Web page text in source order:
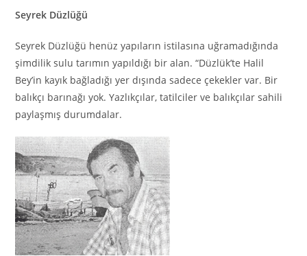
Seyrek Düzlüğü
Seyrek Düzlüğü henüz yapıların istilasına uğramadığında
şimdilik sulu tarımın yapıldığı bir alan. “Düzlük’te Halil
Bey’in kayık bağladığı yer dışında sadece çekekler var. Bir
balıkçı barınağı yok. Yazlıkçılar, tatilciler ve balıkçılar sahili
paylaşmış durumdalar.